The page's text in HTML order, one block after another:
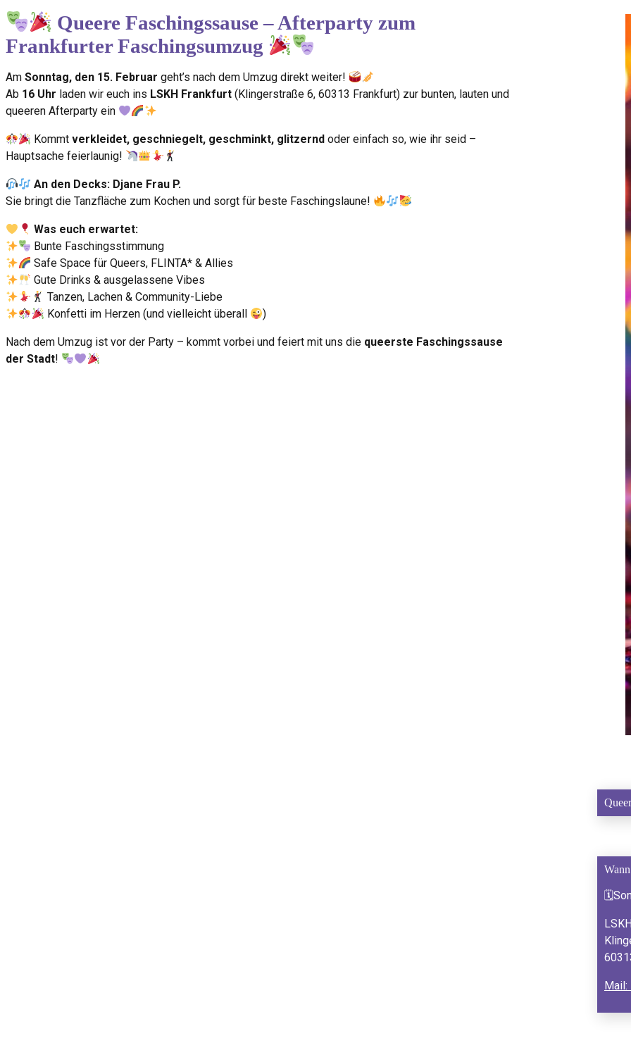
Queere Faschingssause – Afterparty zum
Frankfurter Faschingsumzug
Am Sonntag, den 15. Februar geht’s nach dem Umzug direkt weiter!
Ab 16 Uhr laden wir euch ins LSKH Frankfurt (Klingerstraße 6, 60313 Frankfurt) zur bunten, lauten und
queeren Afterparty ein
Kommtverkleidet, geschniegelt, geschminkt, glitzernd oder einfach so, wie ihr seid –
Hauptsache feierlaunig!
An den Decks: Djane Frau P.
Sie bringt die Tanzfläche zum Kochen und sorgt für beste Faschingslaune!
Was euch erwartet:
Bunte Faschingsstimmung
Safe Space für Queers, FLINTA* & Allies
Gute Drinks & ausgelassene Vibes
Tanzen, Lachen & Community-Liebe
Konfetti im Herzen (und vielleicht überall
)
Nach dem Umzug ist vor der Party – kommt vorbei und feiert mit uns die queerste Faschingssause
der Stadt!
Mail: